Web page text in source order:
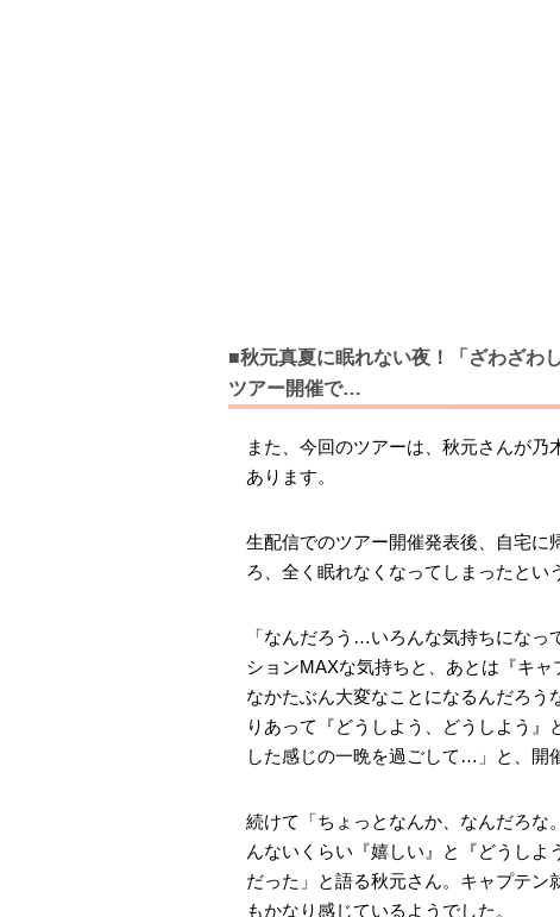
■秋元真夏に眠れない夜！「ざわざわ
ツアー開催で…
また、今回のツアーは、秋元さんが
あります。
生配信でのツアー開催発表後、自宅に
ろ、全く眠れなくなってしまったとい
「なんだろう…いろんな気持ちにな
ションMAXな気持ちと、あとは『キ
なかたぶん大変なことになるんだろ
りあって『どうしよう、どうしよう
した感じの一晩を過ごして…」と、開
続けて「ちょっとなんか、なんだろな
んないくらい『嬉しい』と『どうし
だった」と語る秋元さん。キャプテ
もかなり感じているようでした。